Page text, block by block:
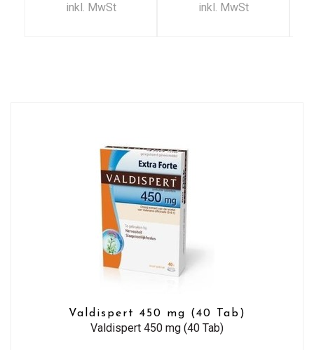
inkl. MwSt
inkl. MwSt
Valdispert 450 mg (40 Tab)
Valdispert 450 mg (40 Tab)